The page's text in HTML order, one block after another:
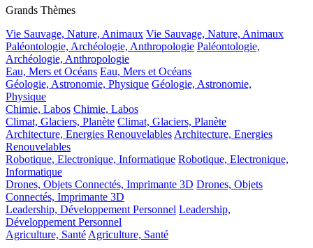
Grands Thèmes
Vie Sauvage, Nature, Animaux Vie Sauvage, Nature, Animaux
Paléontologie, Archéologie, Anthropologie Paléontologie,
Archéologie, Anthropologie
Eau, Mers et Océans Eau, Mers et Océans
Géologie, Astronomie, Physique Géologie, Astronomie,
Physique
Chimie, Labos Chimie, Labos
Climat, Glaciers, Planète Climat, Glaciers, Planète
Architecture, Energies Renouvelables Architecture, Energies
Renouvelables
Robotique, Electronique, Informatique Robotique, Electronique,
Informatique
Drones, Objets Connectés, Imprimante 3D Drones, Objets
Connectés, Imprimante 3D
Leadership, Développement Personnel Leadership,
Développement Personnel
Agriculture, Santé Agriculture, Santé